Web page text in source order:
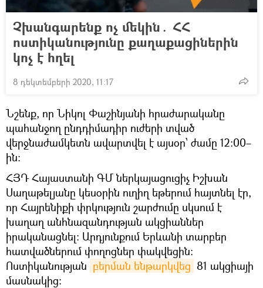
Չխանգարենք ոչ մեկին․ ՀՀ
ոստիկանությունը քաղաքացիներին
կոչ է հղել
8 դեկտեմբերի 2020, 11:17
Նշենք, որ Նիկոլ Փաշինյանի հրաժարականը
պահանջող ընդդիմադիր ուժերի տված
վերջնաժամկետն ավարտվել է այսօր՝ ժամը 12։00–
ին։
ՀՅԴ Հայաստանի ԳՄ ներկայացուցիչ Իշխան
Սաղաթելյանը կեսօրին ուղիղ եթերում հայտնել էր,
որ Հայրենիքի փրկություն շարժումը սկսում է
խաղաղ անհնազանդության ակցիաններ
իրականացնել։ Արդյունքում Երևանի տարբեր
հատվածներում փողոցներ փակվեցին։
Ոստիկանության բերման ենթարկվեց 81 ակցիայի
մասնակից։